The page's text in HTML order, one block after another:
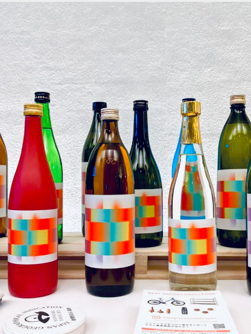
ネット上のWEBサイトの画面等を含む）により直接個人
れている場合を除きその都度予め利用目的を明示いたし
いて
報を取り扱う際には、管理責任者を置き、適切な管理を
の危険に対しては適切かつ合理的なレベルでの安全対策
めに、必要かつ適切な措置を講じます。
人情報に係るデータベース等へのアクセス権を有する者を
します。
情報の取扱いを外部に委託することがあります。
人情報を適正に取り扱っていると認められる委託先（以下
管理秘密保持、再提供の禁止等、個人情報の漏洩等がな
。
人の同意を得た場合、および法令により例外として取り
、収集の際に予め明示した目的または公表している利用目